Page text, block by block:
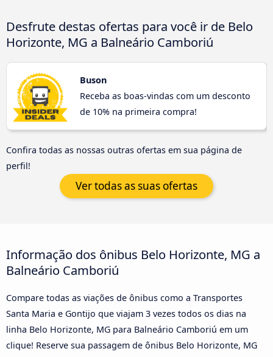
Desfrute destas ofertas para você ir de Belo
Horizonte, MG a Balneário Camboriú
Buson
Receba as boas-vindas com um desconto
de 10% na primeira compra!
Confira todas as nossas outras ofertas em sua página de
perfil!
Ver todas as suas ofertas
Informação dos ônibus Belo Horizonte, MG a
Balneário Camboriú
Compare todas as viações de ônibus como a Transportes
Santa Maria e Gontijo que viajam 3 vezes todos os dias na
linha Belo Horizonte, MG para Balneário Camboriú em um
clique! Reserve sua passagem de ônibus Belo Horizonte, MG